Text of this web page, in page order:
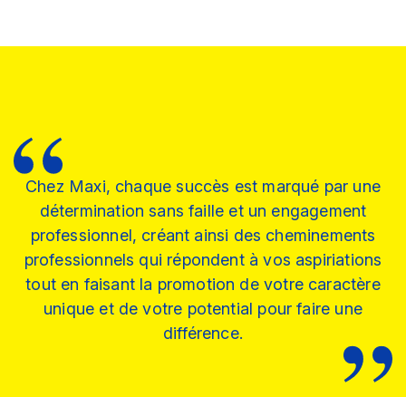
Chez Maxi, chaque succès est marqué par une
détermination sans faille et un engagement
professionnel, créant ainsi des cheminements
professionnels qui répondent à vos aspiriations
tout en faisant la promotion de votre caractère
unique et de votre potential pour faire une
différence.